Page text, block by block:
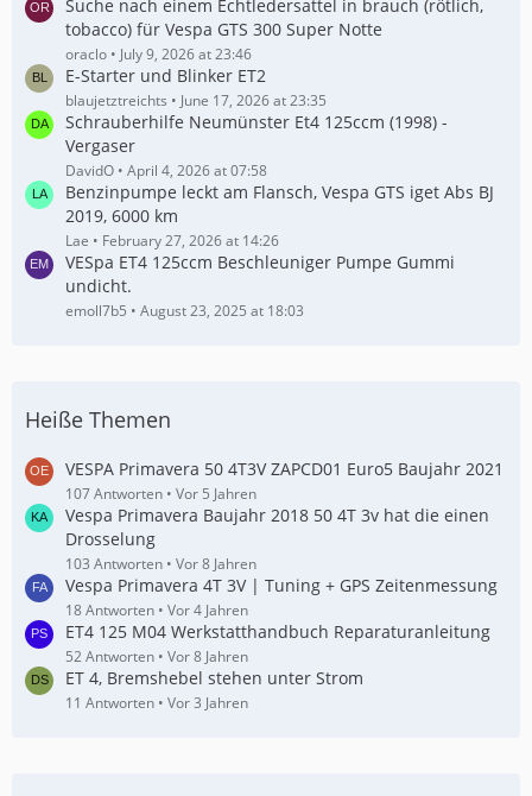
Suche nach einem Echtledersattel in brauch (rötlich,
tobacco) für Vespa GTS 300 Super Notte
oraclo July 9, 2026 at 23:46
E-Starter und Blinker ET2
blaujetztreichts June 17, 2026 at 23:35
Schrauberhilfe Neumünster Et4 125ccm (1998) -
Vergaser
DavidO April 4, 2026 at 07:58
Benzinpumpe leckt am Flansch, Vespa GTS iget Abs BJ
2019, 6000 km
Lae February 27, 2026 at 14:26
VESpa ET4 125ccm Beschleuniger Pumpe Gummi
undicht.
emoll7b5 August 23, 2025 at 18:03
Heiße Themen
VESPA Primavera 50 4T3V ZAPCD01 Euro5 Baujahr 2021
107 Antworten Vor 5 Jahren
Vespa Primavera Baujahr 2018 50 4T 3v hat die einen
Drosselung
103 Antworten Vor 8 Jahren
Vespa Primavera 4T 3V | Tuning + GPS Zeitenmessung
18 Antworten Vor 4 Jahren
ET4 125 M04 Werkstatthandbuch Reparaturanleitung
52 Antworten Vor 8 Jahren
ET 4, Bremshebel stehen unter Strom
11 Antworten Vor 3 Jahren